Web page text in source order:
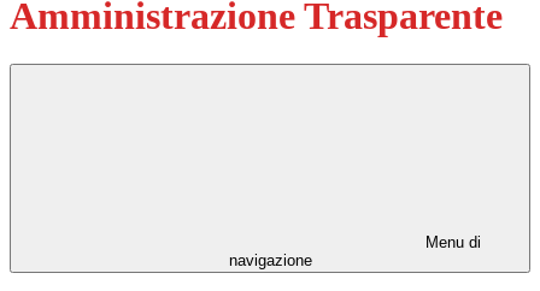
Amministrazione Trasparente
Menu di
navigazione